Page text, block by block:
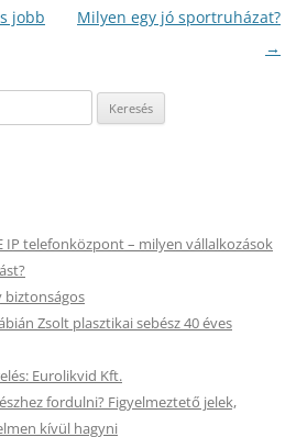
jobb
Milyen egy jó sportruházat?
→
IP telefonközpont – milyen vállalkozások
biztonságos
Zsolt plasztikai sebész 40 éves
Eurolikvid Kft.
fordulni? Figyelmeztető jelek,
kívül hagyni